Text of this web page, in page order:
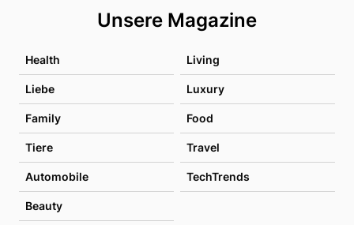
Unsere Magazine
Health Living
Liebe Luxury
Family Food
Tiere Travel
Automobile TechTrends
Beauty